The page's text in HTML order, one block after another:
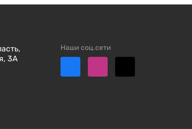
Наши соц.сети
3А